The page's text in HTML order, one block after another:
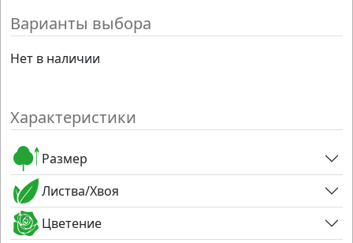
Варианты выбора
Нет в наличии
Характеристики
Размер
Листва/Хвоя
Цветение